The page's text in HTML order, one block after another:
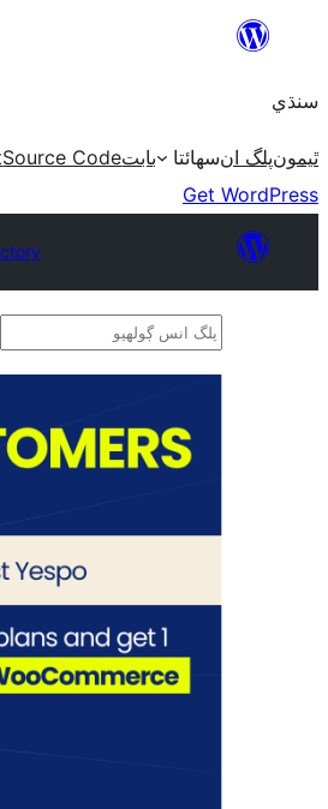
content
سنڌي
ٿيمونپلگ انسھائتا بابتSource Code
Get WordPress
پلگ